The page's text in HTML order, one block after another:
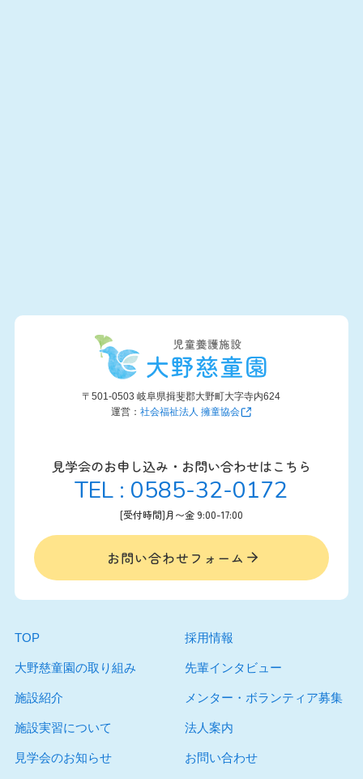
〒501-0503 岐阜県揖斐郡大野町大字寺内624
運営：社会福祉法人 擁童協会
見学会のお申し込み・お問い合わせはこちら
TEL : 0585-32-0172
[受付時間]月〜金 9:00-17:00
お問い合わせフォーム
TOP
大野慈童園の取り組み
施設紹介
施設実習について
見学会のお知らせ
採用情報
先輩インタビュー
メンター・ボランティア募集
法人案内
お問い合わせ